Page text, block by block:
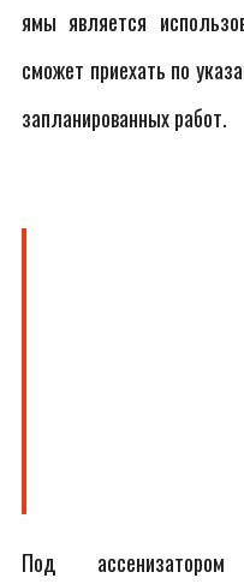
ямы является
сможет приехать по
запланированных работ.
Под ассенизатором